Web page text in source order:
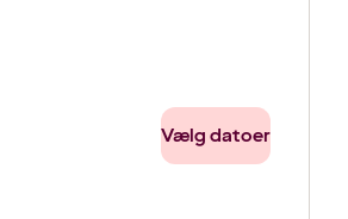
Vælg datoer